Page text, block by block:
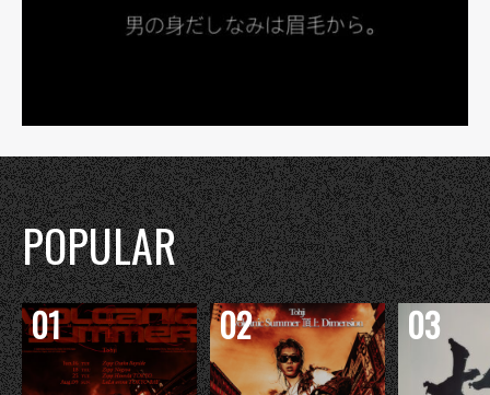
POPULAR